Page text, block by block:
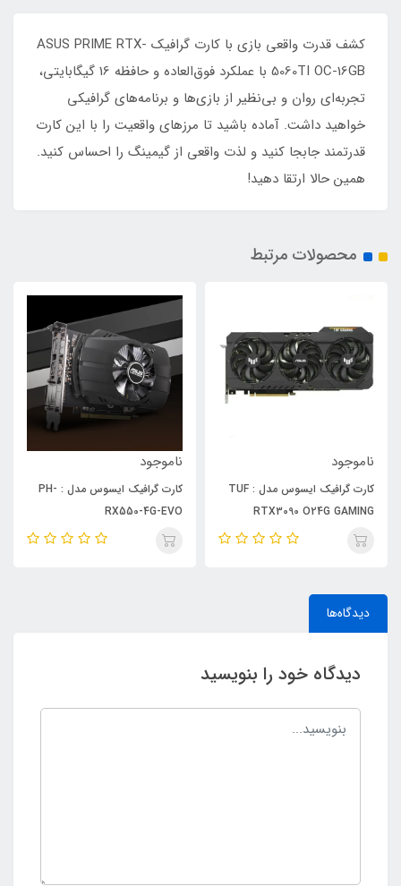
کشف قدرت واقعی بازی با کارت گرافیک ASUS PRIME RTX-
5060TI OC-16GB با عملکرد فوق‌العاده و حافظه 16 گیگابایتی،
تجربه‌ای روان و بی‌نظیر از بازی‌ها و برنامه‌های گرافیکی
خواهید داشت. آماده باشید تا مرز‌های واقعیت را با این کارت
قدرتمند جابجا کنید و لذت واقعی از گیمینگ را احساس کنید.
همین حالا ارتقا دهید!
محصولات مرتبط
ناموجود
RX550-4G-EVO
ناموجود
RX5500XT OC GAMING 8GB
دیدگاه‌ها
دیدگاه خود را بنویسید